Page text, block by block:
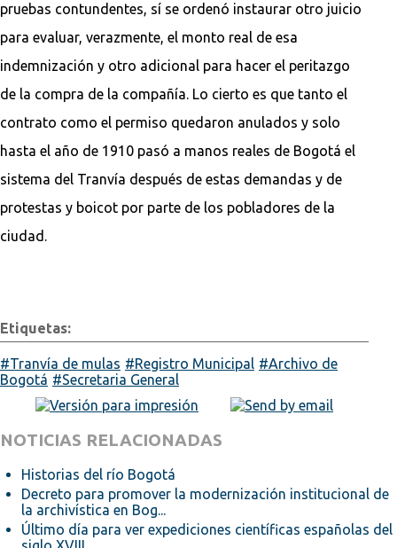
pruebas contundentes, sí se ordenó instaurar otro juicio
para evaluar, verazmente, el monto real de esa
indemnización y otro adicional para hacer el peritazgo
de la compra de la compañía. Lo cierto es que tanto el
contrato como el permiso quedaron anulados y solo
hasta el año de 1910 pasó a manos reales de Bogotá el
sistema del Tranvía después de estas demandas y de
protestas y boicot por parte de los pobladores de la
ciudad.
Etiquetas:
Tranvía de mulas Registro Municipal
Archivo de
Bogotá
Secretaria General
NOTICIAS RELACIONADAS
Historias del río Bogotá
Decreto para promover la modernización institucional de
la archivística en Bog...
Último día para ver expediciones científicas españolas del